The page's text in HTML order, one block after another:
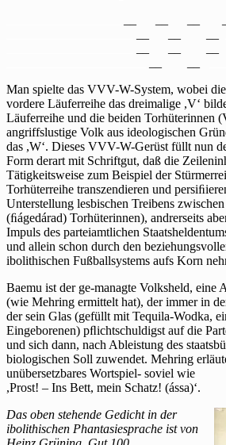
Man spielte das VVV-W-System, wobei
vordere Läuferreihe das dreimalige ,V‘
Läuferreihe und die beiden Torhüterinnen
angriffslustige Volk aus ideologischen
das ,W‘. Dieses VVV-W-Gerüst füllt nun
Form derart mit Schriftgut, daß die
Tätigkeitsweise zum Beispiel der
Torhüterreihe transzendieren und
Unterstellung lesbischen Treibens
(ﬁágedárad) Torhüterinnen), andrerseits
Impuls des parteiamtlichen
und allein schon durch den
ibolithischen Fußballsystems aufs Korn
Baemu ist der ge-managte Volksheld, eine
(wie Mehring ermittelt hat), der immer in
der sein Glas (gefüllt mit Tequila-Wodka,
Eingeborenen) pﬂichtschuldigst auf die
und sich dann, nach Ableistung des
biologischen Soll zuwendet. Mehring
unübersetzbares Wortspiel- soviel wie
,Prost! – Ins Bett, mein Schatz! (ássa)‘.
Das oben stehende Gedicht in der
ibolithischen Phantasiesprache ist von